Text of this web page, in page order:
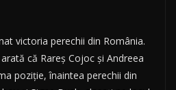
victoria perechii din România.
că Rareș Cojoc și Andreea
poziție, înaintea perechii din